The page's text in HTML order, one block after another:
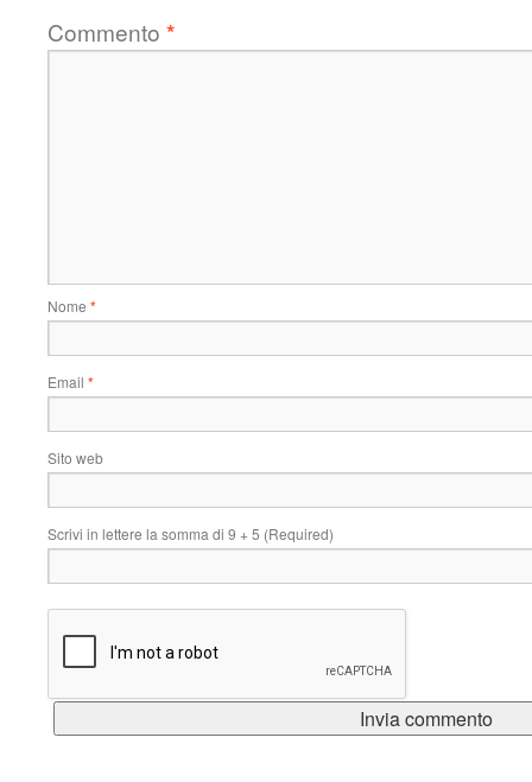
Commento *
Nome *
Email *
Sito web
Scrivi in lettere la somma di 9 + 5 (Required)